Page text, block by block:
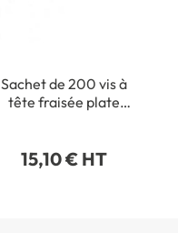
Sachet de 200 vis à
tête fraisée plate
15,10 € HT